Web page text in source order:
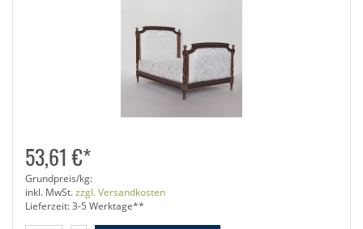
53,61 €*
Grundpreis/kg:
inkl. MwSt.zzgl. Versandkosten
Lieferzeit: 3-5 Werktage**